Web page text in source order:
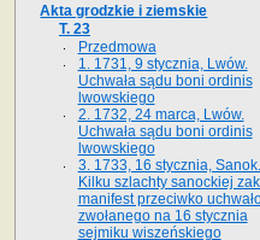
Akta grodzkie i ziemskie
T. 23
Przedmowa
1. 1731, 9 stycznia, Lwów.
Uchwała sądu boni ordinis
lwowskiego
2. 1732, 24 marca, Lwów.
Uchwała sądu boni ordinis
lwowskiego
3. 1733, 16 stycznia, Sanok.
Kilku szlachty sanockiej
manifest przeciwko
zwołanego na 16 stycz­nia
sejmiku wiszeńskiego